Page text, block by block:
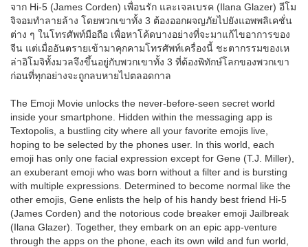
จาก Hi-5 (James Corden) เพื่อนรัก และเจลเบรค (Ilana Glazer) อีโม
จิจอมทำลายล้าง โดยพวกเขาทั้ง 3 ต้องออกผจญภัยไปยังแอพพลิเคชั่น
ต่าง ๆ ในโทรศัพท์มือถือ เพื่อหาโค้ดบางอย่างที่จะมาแก้ไขอาการของ
จีน แต่เมื่ออันตรายเข้ามาคุกคามโทรศัพท์เครื่องนี้ ชะตากรรมของเห
ล่าอิโมจิทั้งมวลจึงขึ้นอยู่กับพวกเขาทั้ง 3 ที่ต้องพิทักษ์โลกของพวกเขา
ก่อนที่ทุกอย่างจะถูกลบหายไปตลอดกาล
The Emoji Movie unlocks the never-before-seen secret world
inside your smartphone. Hidden within the messaging app is
Textopolis, a bustling city where all your favorite emojis live,
hoping to be selected by the phones user. In this world, each
emoji has only one facial expression except for Gene (T.J. Miller),
an exuberant emoji who was born without a filter and is bursting
with multiple expressions. Determined to become normal like the
other emojis, Gene enlists the help of his handy best friend Hi-5
(James Corden) and the notorious code breaker emoji Jailbreak
(Ilana Glazer). Together, they embark on an epic app-venture
through the apps on the phone, each its own wild and fun world,